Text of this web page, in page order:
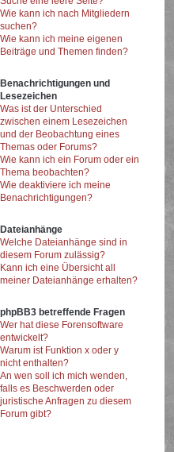
Wie kann ich nach Mitgliedern
suchen?
Wie kann ich meine eigenen
Beiträge und Themen finden?
Benachrichtigungen und
Lesezeichen
Was ist der Unterschied
zwischen einem Lesezeichen
und der Beobachtung eines
Themas oder Forums?
Wie kann ich ein Forum oder ein
Thema beobachten?
Wie deaktiviere ich meine
Benachrichtigungen?
Dateianhänge
Welche Dateianhänge sind in
diesem Forum zulässig?
Kann ich eine Übersicht all
meiner Dateianhänge erhalten?
phpBB3 betreffende Fragen
Wer hat diese Forensoftware
entwickelt?
Warum ist Funktion x oder y
nicht enthalten?
An wen soll ich mich wenden,
falls es Beschwerden oder
juristische Anfragen zu diesem
Forum gibt?